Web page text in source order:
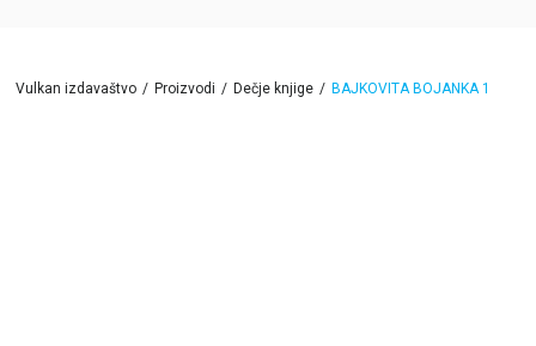
Vulkan izdavaštvo Proizvodi Dečje knjige BAJKOVITA BOJANKA 1